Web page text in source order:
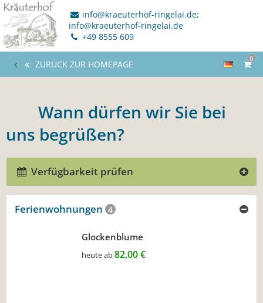
info@kraeuterhof-ringelai.de;
info@kraeuterhof-ringelai.de
+49 8555 609
0
ZURÜCK ZUR HOMEPAGE
Wann dürfen wir Sie bei
uns begrüßen?
Verfügbarkeit prüfen
Ferienwohnungen 4
Glockenblume
heute ab82,00 €